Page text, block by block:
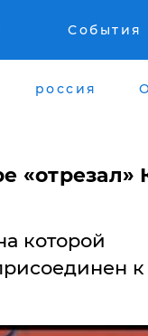
События
россия
«отрезал»
которой
к